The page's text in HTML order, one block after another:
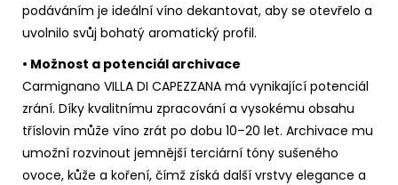
podáváním je ideální víno dekantovat, aby se otevřelo a
uvolnilo svůj bohatý aromatický profil.
• Možnost a potenciál archivace
Carmignano VILLA DI CAPEZZANA má vynikající potenciál
zrání. Díky kvalitnímu zpracování a vysokému obsahu
tříslovin může víno zrát po dobu 10–20 let. Archivace mu
umožní rozvinout jemnější terciární tóny sušeného
ovoce, kůže a koření, čímž získá další vrstvy elegance a